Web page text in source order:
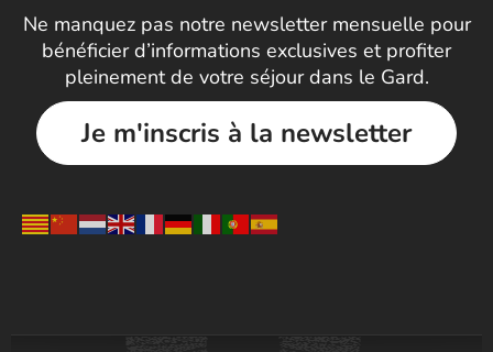
Ne manquez pas notre newsletter mensuelle pour
bénéficier d’informations exclusives et profiter
pleinement de votre séjour dans le Gard.
Je m'inscris à la newsletter